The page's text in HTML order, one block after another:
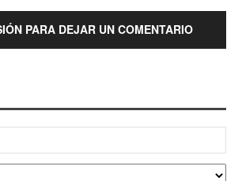
PARA DEJAR UN COMENTARIO